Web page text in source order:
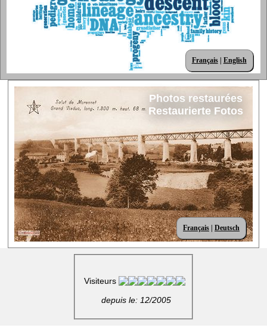
Français| English
Photos restaurées
Restaurierte Fotos
Français Deutsch
Visiteurs
depuis le: 12/2005